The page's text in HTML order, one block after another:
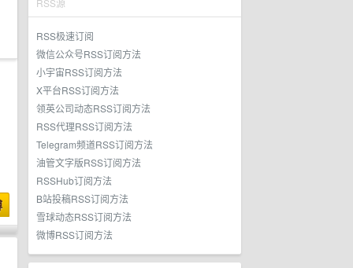
RSS源
RSS极速订阅
微信公众号RSS订阅方法
小宇宙RSS订阅方法
X平台RSS订阅方法
领英公司动态RSS订阅方法
RSS代理RSS订阅方法
Telegram频道RSS订阅方法
油管文字版RSS订阅方法
RSSHub订阅方法
B站投稿RSS订阅方法
雪球动态RSS订阅方法
微博RSS订阅方法